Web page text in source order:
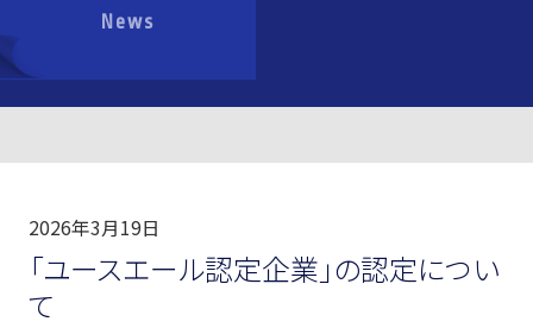
News
2026年3月19日
「ユースエール認定企業」の認定につい
て